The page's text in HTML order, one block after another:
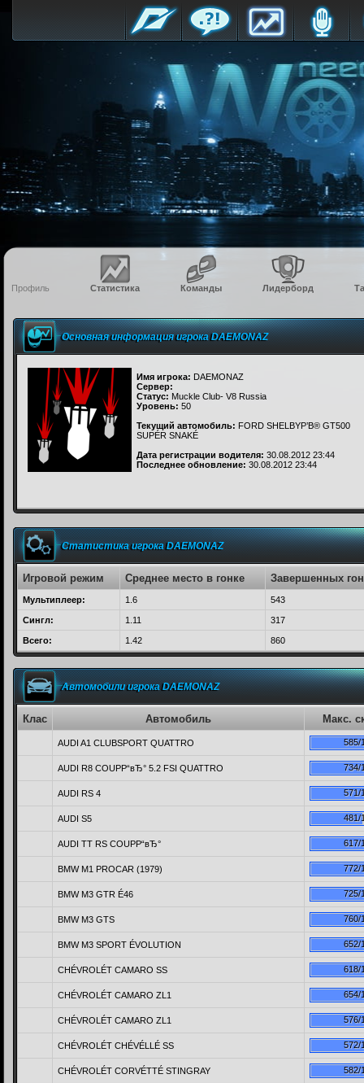
Профиль Статистика Команды Лидерборд
Основная информация игрока DAEMONAZ
Имя игрока: DAEMONAZ
Сервер:
Статус: Muckle Club- V8 Russia
Уровень: 50
Текущий автомобиль: FORD SHELBYР’В® GT500
SUPÉR SNAKÉ
Дата регистрации водителя: 30.08.2012 23:44
Последнее обновление: 30.08.2012 23:44
Статистика игрока DAEMONAZ
Игровой режим Среднее место в гонке Завершенных
Мультиплеер: 1.6 543
Сингл: 1.11 317
Всего: 1.42 860
Автомобили игрока DAEMONAZ
Клас Автомобиль Макс.
AUDI A1 CLUBSPORT QUATTRO 585/
AUDI R8 COUPР“вЂ° 5.2 FSI QUATTRO 734/
AUDI RS 4 571/
AUDI S5 481/
AUDI TT RS COUPР“вЂ° 617/
BMW M1 PROCAR (1979) 772/
BMW M3 GTR É46 725/
BMW M3 GTS 760/
BMW M3 SPORT ÉVOLUTION 652/
CHÉVROLÉT CAMARO SS 618/
CHÉVROLÉT CAMARO ZL1 654/
CHÉVROLÉT CAMARO ZL1 576/
CHÉVROLÉT CHÉVÉLLÉ SS 572/
CHÉVROLÉT CORVÉTTÉ STINGRAY 582/